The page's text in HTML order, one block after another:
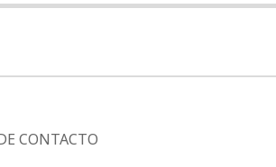
CONTACTO